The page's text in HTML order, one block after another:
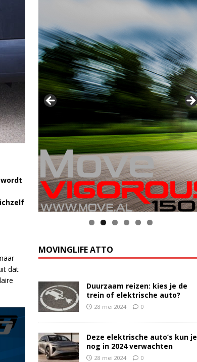
dat
Klik op de foto voor meer informatie
MOVINGLIFE ATTO
Duurzaam reizen: kies je de
trein of elektrische auto?
28 mei 2024 0
Deze elektrische auto’s kun je
nog in 2024 verwachten
28 mei 2024 0